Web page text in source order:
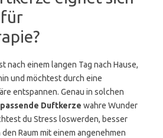
für
nach einem langen Tag nach Hause,
und möchtest durch eine
entspannen. Genau in solchen
passende Duftkerze wahre Wunder
du Stress loswerden, besser
Raum mit einem angenehmen